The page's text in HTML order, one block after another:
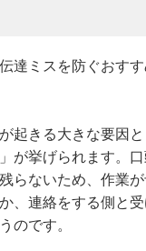
達ミスを防ぐおす
起きる大きな要因
が挙げられます。
らないため、作業
、連絡をする側と
のです。